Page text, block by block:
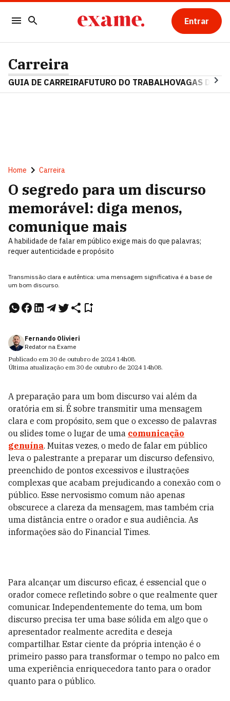
Entrar
Carreira
GUIA DE CARREIRAFUTURO DO TRABALHOVAGAS DE
Home Carreira
O segredo para um discurso
memorável: diga menos,
comunique mais
A habilidade de falar em público exige mais do que palavras;
requer autenticidade e propósito
Transmissão clara e autêntica: uma mensagem significativa é a base de
um bom discurso.
Fernando Olivieri
Redator na Exame
Publicado em 30 de outubro de 2024 14h08.
Última atualização em 30 de outubro de 2024 14h08.
A preparação para um bom discurso vai além da
oratória em si. É sobre transmitir uma mensagem
clara e com propósito, sem que o excesso de palavras
ou slides tome o lugar de uma comunicação
genuína. Muitas vezes, o medo de falar em público
leva o palestrante a preparar um discurso defensivo,
preenchido de pontos excessivos e ilustrações
complexas que acabam prejudicando a conexão com o
público. Esse nervosismo comum não apenas
obscurece a clareza da mensagem, mas também cria
uma distância entre o orador e sua audiência. As
informações são do Financial Times.
Para alcançar um discurso eficaz, é essencial que o
orador comece refletindo sobre o que realmente quer
comunicar. Independentemente do tema, um bom
discurso precisa ter uma base sólida em algo que o
apresentador realmente acredita e deseja
compartilhar. Estar ciente da própria intenção é o
primeiro passo para transformar o tempo no palco em
uma experiência enriquecedora tanto para o orador
quanto para o público.